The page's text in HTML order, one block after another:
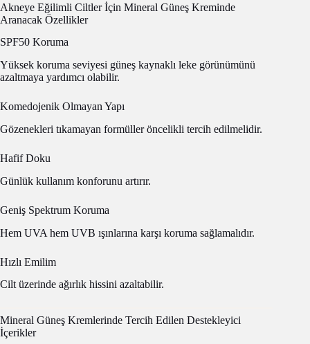
Akneye Eğilimli Ciltler İçin Mineral Güneş Kreminde
Aranacak Özellikler
SPF50 Koruma
Yüksek koruma seviyesi güneş kaynaklı leke görünümünü
azaltmaya yardımcı olabilir.
Komedojenik Olmayan Yapı
Gözenekleri tıkamayan formüller öncelikli tercih edilmelidir.
Hafif Doku
Günlük kullanım konforunu artırır.
Geniş Spektrum Koruma
Hem UVA hem UVB ışınlarına karşı koruma sağlamalıdır.
Hızlı Emilim
Cilt üzerinde ağırlık hissini azaltabilir.
Mineral Güneş Kremlerinde Tercih Edilen Destekleyici
İçerikler